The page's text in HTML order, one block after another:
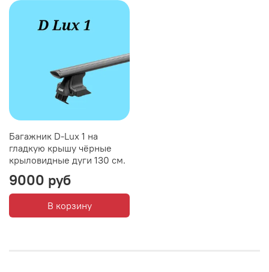
Багажник D-Lux 1 на
гладкую крышу чёрные
крыловидные дуги 130 см.
9000 руб
В корзину